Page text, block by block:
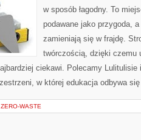
w sposób łagodny. To
podawane jako przygoda,
zamieniają się w frajdę.
twórczością, dzięki czemu
ciekawi. Polecamy Lulitulisie
w której edukacja odbywa
WASTE